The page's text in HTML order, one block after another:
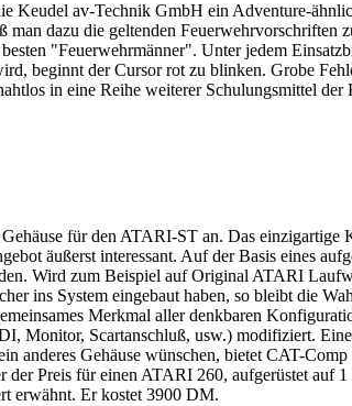
av-Technik GmbH ein Adventure-
dazu die geltenden Feuerwehrvorschriften
"Feuerwehrmänner". Unter jedem
beginnt der Cursor rot zu blinken. Grobe
in eine Reihe weiterer Schulungsmittel
für den ATARI-ST an. Das
äußerst interessant. Auf der Basis eines
Wird zum Beispiel auf Original ATARI
ins System eingebaut haben, so bleibt die
Merkmal aller denkbaren
Monitor, Scartanschluß, usw.) modifiziert.
anderes Gehäuse wünschen, bietet CAT-
Preis für einen ATARI 260, aufgerüstet
erwähnt. Er kostet 3900 DM.